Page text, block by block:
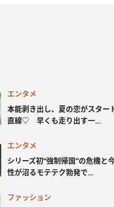
エンタメ
本能剥き出し、夏の恋がスタ
直線♡ 早くも走り出す一...
エンタメ
シリーズ初“強制帰国”の危機
性が沼るモテテク勃発で...
ファッション